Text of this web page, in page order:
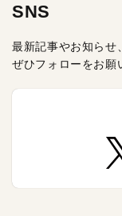
SNS
最新記事やお知らせ
ぜひフォローをお願